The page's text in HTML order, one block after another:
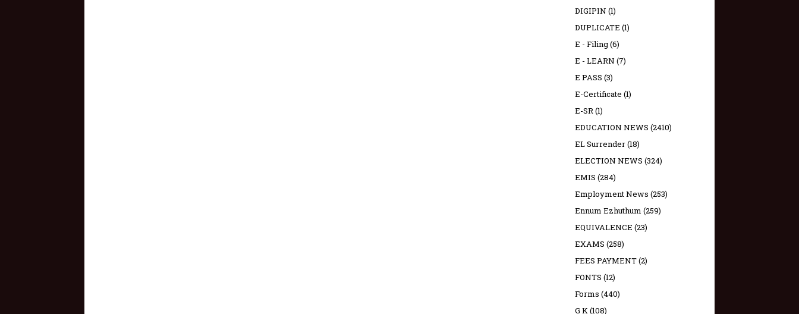
DIGIPIN (1)
DUPLICATE (1)
E - Filing(6)
E - LEARN (7)
E PASS (3)
E-Certificate (1)
E-SR(1)
EDUCATION NEWS (2410)
EL Surrender(18)
ELECTION NEWS (324)
EMIS (284)
Employment News (253)
Ennum Ezhuthum (259)
EQUIVALENCE (23)
EXAMS (258)
FEES PAYMENT(2)
FONTS (12)
Forms (440)
G K(108)